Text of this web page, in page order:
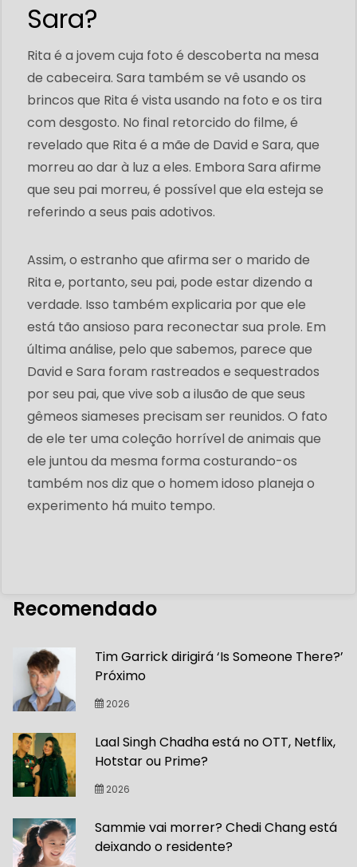
Sara?
Rita é a jovem cuja foto é descoberta na mesa
de cabeceira. Sara também se vê usando os
brincos que Rita é vista usando na foto e os tira
com desgosto. No final retorcido do filme, é
revelado que Rita é a mãe de David e Sara, que
morreu ao dar à luz a eles. Embora Sara afirme
que seu pai morreu, é possível que ela esteja se
referindo a seus pais adotivos.
Assim, o estranho que afirma ser o marido de
Rita e, portanto, seu pai, pode estar dizendo a
verdade. Isso também explicaria por que ele
está tão ansioso para reconectar sua prole. Em
última análise, pelo que sabemos, parece que
David e Sara foram rastreados e sequestrados
por seu pai, que vive sob a ilusão de que seus
gêmeos siameses precisam ser reunidos. O fato
de ele ter uma coleção horrível de animais que
ele juntou da mesma forma costurando-os
também nos diz que o homem idoso planeja o
experimento há muito tempo.
Recomendado
Tim Garrick dirigirá ‘Is Someone There?’
Próximo
2026
Laal Singh Chadha está no OTT, Netflix,
Hotstar ou Prime?
2026
Sammie vai morrer? Chedi Chang está
deixando o residente?